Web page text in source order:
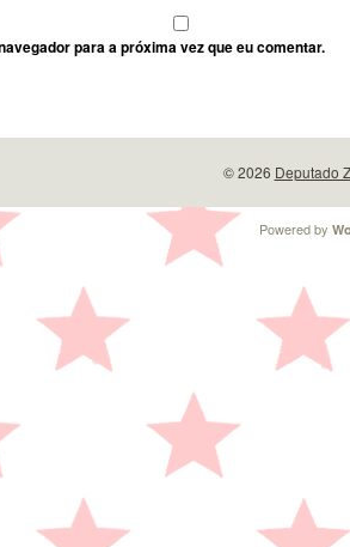
para a próxima vez que eu comentar.
© 2026 Deputado
Powered by